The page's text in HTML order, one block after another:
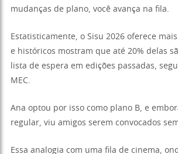
mudanças de plano, você avança na fila.
Estatisticamente, o Sisu 2026 oferece
e históricos mostram que até 20% delas
lista de espera em edições passadas,
MEC.
Ana optou por isso como plano B, e
regular, viu amigos serem convocados
Essa analogia com uma fila de cinema,